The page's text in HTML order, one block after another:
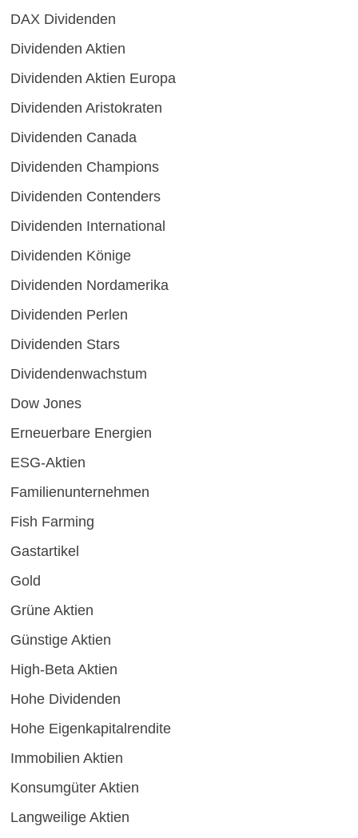
DAX Dividenden
Dividenden Aktien
Dividenden Aktien Europa
Dividenden Aristokraten
Dividenden Canada
Dividenden Champions
Dividenden Contenders
Dividenden International
Dividenden Könige
Dividenden Nordamerika
Dividenden Perlen
Dividenden Stars
Dividendenwachstum
Dow Jones
Erneuerbare Energien
ESG-Aktien
Familienunternehmen
Fish Farming
Gastartikel
Gold
Grüne Aktien
Günstige Aktien
High-Beta Aktien
Hohe Dividenden
Hohe Eigenkapitalrendite
Immobilien Aktien
Konsumgüter Aktien
Langweilige Aktien